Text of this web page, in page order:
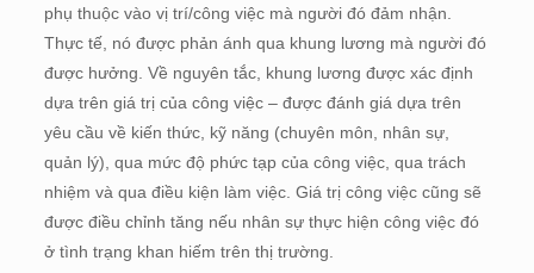
phụ thuộc vào vị trí/công việc mà người đó đảm nhận.
Thực tế, nó được phản ánh qua khung lương mà người đó
được hưởng. Về nguyên tắc, khung lương được xác định
dựa trên giá trị của công việc – được đánh giá dựa trên
yêu cầu về kiến thức, kỹ năng (chuyên môn, nhân sự,
quản lý), qua mức độ phức tạp của công việc, qua trách
nhiệm và qua điều kiện làm việc. Giá trị công việc cũng sẽ
được điều chỉnh tăng nếu nhân sự thực hiện công việc đó
ở tình trạng khan hiếm trên thị trường.